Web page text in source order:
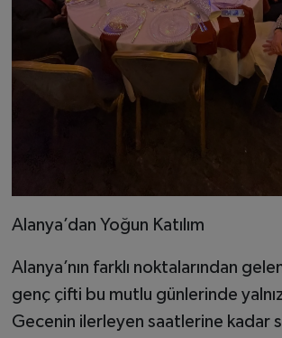
Alanya’dan Yoğun Katılım
Alanya’nın farklı noktalarından
genç çifti bu mutlu günlerinde
Gecenin ilerleyen saatlerine kadar